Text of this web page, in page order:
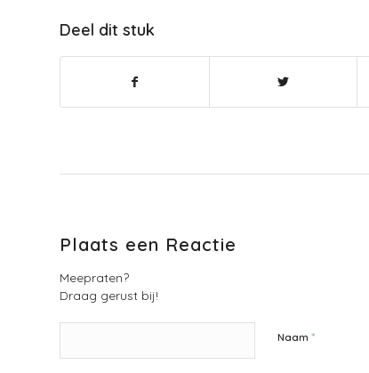
Deel dit stuk
Plaats een Reactie
Meepraten?
Draag gerust bij!
Naam *